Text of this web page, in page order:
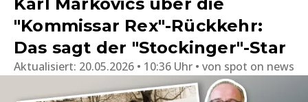
"Kommissar Rex"-Rückkehr:
Das sagt der "Stockinger"-Star
Aktualisiert: 20.05.2026 • 10:36 Uhr von spot on news